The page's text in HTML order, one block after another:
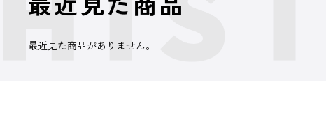
最近見た商品がありません。